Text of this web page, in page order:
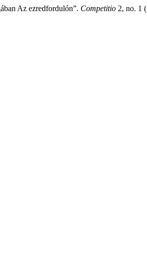
Az ezredfordulón”. Competitio 2, no. 1